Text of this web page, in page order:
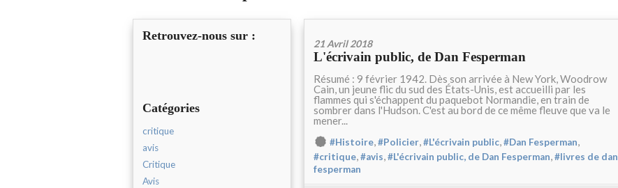
Retrouvez-nous sur :
Catégories
critique
avis
Critique
Avis
21 Avril 2018
L'écrivain public, de Dan Fesperman
Résumé : 9 février 1942. Dès son arrivée à New York, Woodrow
Cain, un jeune flic du sud des États-Unis, est accueilli par les
flammes qui s'échappent du paquebot Normandie, en train de
sombrer dans l'Hudson. C'est au bord de ce même fleuve que va le
mener...
#Histoire,#Policier,#L'écrivain public,#Dan Fesperman,
#critique,#avis,#L'écrivain public, de Dan Fesperman,#livres de dan
fesperman